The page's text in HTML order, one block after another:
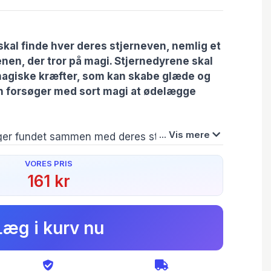
Serie:
Star Friends: Night
finde hver deres stjerneven, nemlig et
der tror på magi. Stjernedyrene skal
kræfter, som kan skabe glæde og
forsøger med sort magi at ødelægge
fundet sammen med deres stjernedyr, og
snart begynder planter og træer at visne.
Samtidig flytter der en ny pige til
opfører sig særlig sødt, og som ikke vil
Samtidig begynder de voksne at
på alle mulige mærkelige måder …
at skildre børns hverdagsliv og problemer
med sine fantasyelementer. Især til
... Vis mere
VORES PRIS
161 kr
i kurv nu